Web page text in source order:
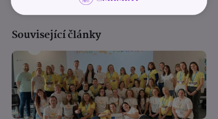
Související články